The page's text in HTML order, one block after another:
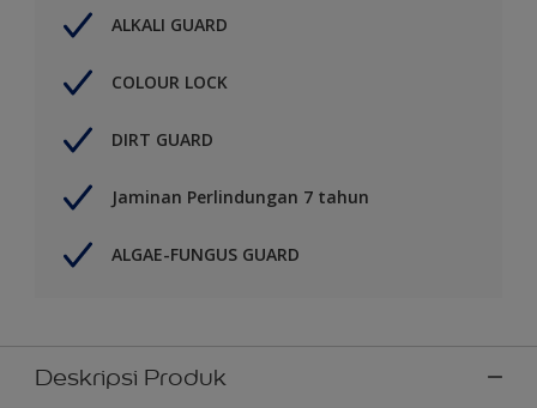
ALKALI GUARD
COLOUR LOCK
DIRT GUARD
Jaminan Perlindungan 7 tahun
ALGAE-FUNGUS GUARD
Deskripsi Produk